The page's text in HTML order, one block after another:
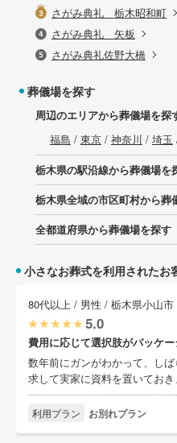
さがみ典礼 栃木昭和町
さがみ典礼 矢板
さがみ典礼佐野大橋
葬儀場を探す
周辺のエリアから葬儀場を探
福島 / 東京/ 神奈川 / 埼玉
栃木県の駅沿線から葬儀場を
栃木県全域の市区町村から葬
全都道府県から葬儀場を探す
小さなお葬式を利用されたお
80代以上 / 男性 / 栃木県小山市
5.0
費用に応じて選択肢がパッケ
数年前にガンがわかって、し
求して実家に資料を置いてお
利用プラン お別れプラン